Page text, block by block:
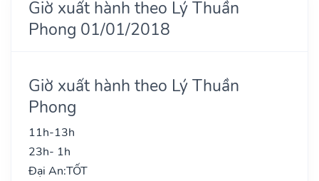
Giờ xuất hành theo Lý Thuần
Phong 01/01/2018
Giờ xuất hành theo Lý Thuần
Phong
11h-13h
23h- 1h
Đại An:TỐT